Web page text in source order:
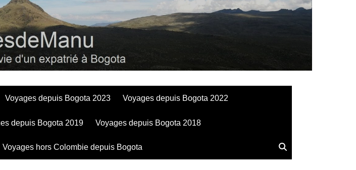
BogotadesnouvellesdeManu
Voyages depuis Bogota 2023 Voyages depuis Bogota 2022
depuis Bogota 2019 Voyages depuis Bogota 2018
Voyages hors Colombie depuis Bogota